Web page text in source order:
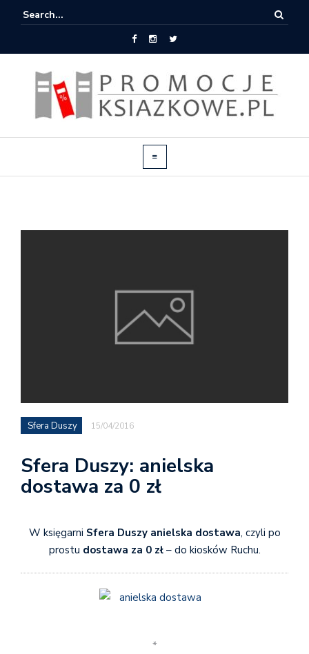
Sfera Duszy 15/04/2016
Sfera Duszy: anielska
dostawa za 0 zł
W księgarni Sfera Duszy anielska dostawa, czyli po
prostu dostawa za 0 zł– do kiosków Ruchu.
*